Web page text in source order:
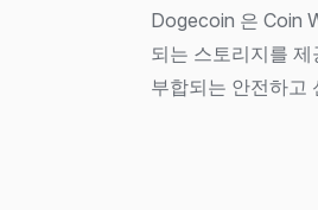
Dogecoin 은 Coin
되는 스토리지를
부합되는 안전하고